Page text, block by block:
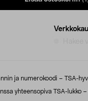
ja numerokoodi – TSA-
yhteensopiva TSA-lukko